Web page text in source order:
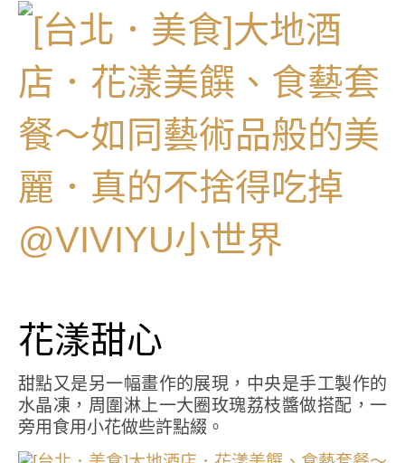
花漾甜心
甜點又是另一幅畫作的展現，中央是手工製作的
水晶凍，周圍淋上一大圈玫瑰荔枝醬做搭配，一
旁用食用小花做些許點綴。